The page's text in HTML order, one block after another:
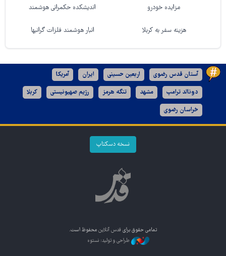
مزایده خودرو اندیشکده حکمرانی هوشمند
هزینه سفر به کربلا انبار هوشمند فلزات گرانبها
آستان قدس رضوی اربعین حسینی ایران آمریکا
دونالد ترامپ مشهد تنگه هرمز رژیم صهیونیستی کربلا
خراسان رضوی
نسخه دسکتاپ
تمامی حقوق برای قدس آنلاین محفوظ است.
طراحی و تولید: نستوه